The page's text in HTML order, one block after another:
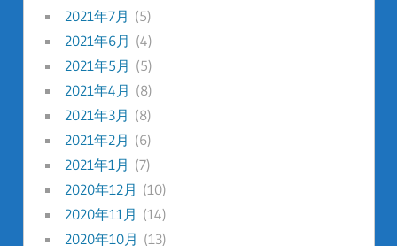
2021年7月 (5)
2021年6月 (4)
2021年5月 (5)
2021年4月 (8)
2021年3月 (8)
2021年2月 (6)
2021年1月 (7)
2020年12月 (10)
2020年11月 (14)
2020年10月 (13)